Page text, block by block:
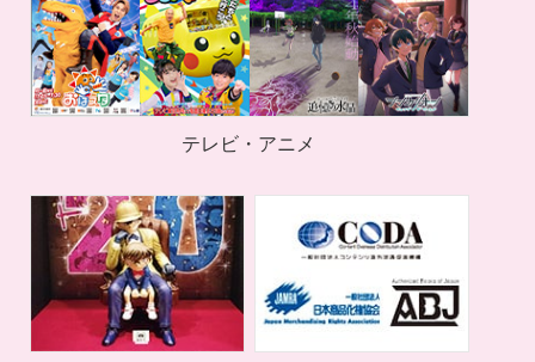
テレビ・アニメ